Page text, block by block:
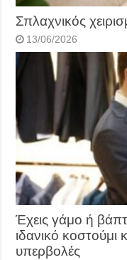
Σπλαχνικός
13/06/2026
Έχεις γάμο ή
ιδανικό κοστούμι
υπερβολές